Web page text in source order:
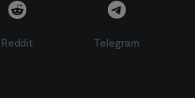
Reddit Telegram